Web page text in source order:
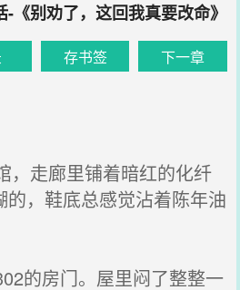
《别劝了，这回我真要改命》
存书签 下一章
走廊里铺着暗红的化纤
，鞋底总感觉沾着陈年油
的房门。屋里闷了整整一